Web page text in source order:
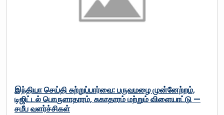
இந்தியா செய்தி சுற்றுப்பார்வை: பருவமழை முன்னேற்றம்,
டிஜிட்டல் பொருளாதாரம், சுகாதாரம் மற்றும் விளையாட்டு —
சமீப வளர்ச்சிகள்